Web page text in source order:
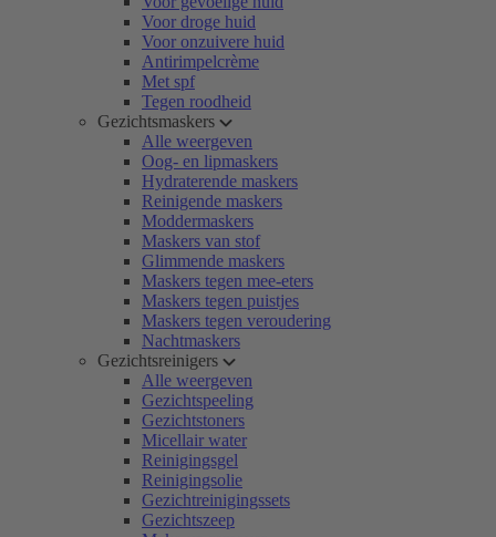
Voor droge huid
Voor onzuivere huid
Antirimpelcrème
Met spf
Tegen roodheid
Gezichtsmaskers
Alle weergeven
Oog- en lipmaskers
Hydraterende maskers
Reinigende maskers
Moddermaskers
Maskers van stof
Glimmende maskers
Maskers tegen mee-eters
Maskers tegen puistjes
Maskers tegen veroudering
Nachtmaskers
Gezichtsreinigers
Alle weergeven
Gezichtspeeling
Gezichtstoners
Micellair water
Reinigingsgel
Reinigingsolie
Gezichtreinigingssets
Gezichtszeep